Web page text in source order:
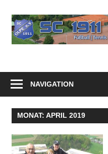
Inhalt
springen
NAVIGATION
MONAT: APRIL 2019